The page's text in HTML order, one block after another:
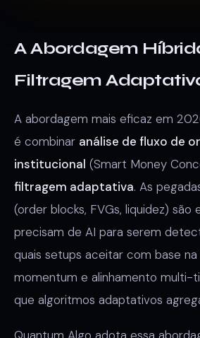
A Abordagem
Filtragem
A abordagem mais eficaz em
é combinar análise de fluxo de
institucional (Smart Money
filtragem adaptativa. As
(order blocks, FVGs, liquidez) são
precisam de AI para serem
quais setups aceitar com base na
momentum e alinhamento multi-
que algoritmos adaptativos